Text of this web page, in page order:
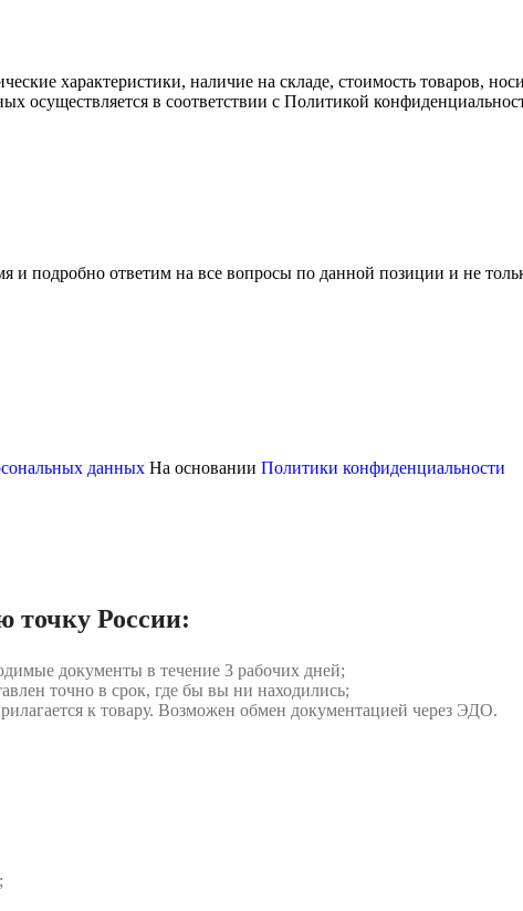
характеристики, наличие на складе, стоимость товаров,
осуществляется в соответствии с Политикой
и подробно ответим на все вопросы по данной позиции и не
данных На основании Политики конфиденциальности
точку России:
документы в течение 3 рабочих дней;
точно в срок, где бы вы ни находились;
к товару. Возможен обмен документацией через ЭДО.